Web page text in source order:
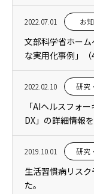
2022.07.01 お
文部科学省ホー
な実用化事例」
2022.02.10 研究
「AIヘルスフォ
DX」の詳細情報
2019.10.01 研究
生活習慣病リス
た。